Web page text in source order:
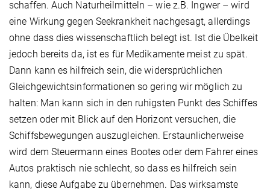
schaffen. Auch Naturheilmitteln – wie z.B. Ingwer – wird
eine Wirkung gegen Seekrankheit nachgesagt, allerdings
ohne dass dies wissenschaftlich belegt ist. Ist die Übelkeit
jedoch bereits da, ist es für Medikamente meist zu spät.
Dann kann es hilfreich sein, die widersprüchlichen
Gleichgewichtsinformationen so gering wir möglich zu
halten: Man kann sich in den ruhigsten Punkt des Schiffes
setzen oder mit Blick auf den Horizont versuchen, die
Schiffsbewegungen auszugleichen. Erstaunlicherweise
wird dem Steuermann eines Bootes oder dem Fahrer eines
Autos praktisch nie schlecht, so dass es hilfreich sein
kann, diese Aufgabe zu übernehmen. Das wirksamste